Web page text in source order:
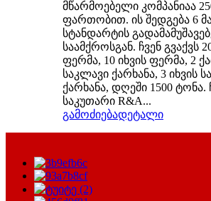
მწარმოებელი კომპანიაა
ფართობით. ის შედგება 6
სტანდარტის
საამქროსგან. ჩვენ გვაქვს
ფერმა, 10 იხვის ფერმა, 2
საკლავი ქარხანა, 3 იხვის
ქარხანა, დღეში 1500 ტონა.
საკუთარი R&A...
გამოძიებადეტალი